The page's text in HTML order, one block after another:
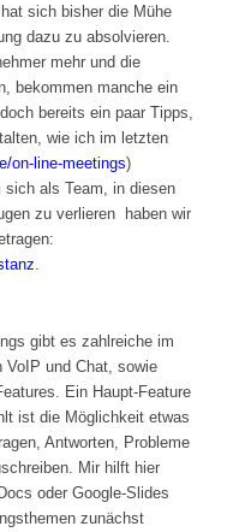
sich bisher die Mühe
dazu zu absolvieren.
mehr und die
bekommen manche ein
bereits ein paar Tipps,
wie ich im letzten
on-line-meetings)
sich als Team, in diesen
zu verlieren haben wir
gibt es zahlreiche im
VoIP und Chat, sowie
Ein Haupt-Feature
ist die Möglichkeit etwas
Antworten, Probleme
Mir hilft hier
oder Google-Slides
zunächst